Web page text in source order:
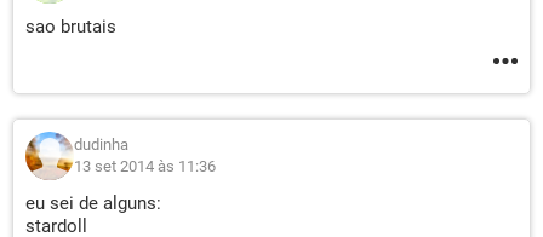
sao brutais
dudinha
13 set 2014 às 11:36
eu sei de alguns:
stardoll